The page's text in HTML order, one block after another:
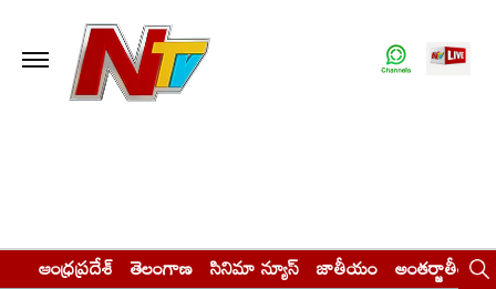
ఆంధ్రప్రదేశ్ తెలంగాణ సినిమా న్యూస్ జాతీయం అంతర్జాతీయం